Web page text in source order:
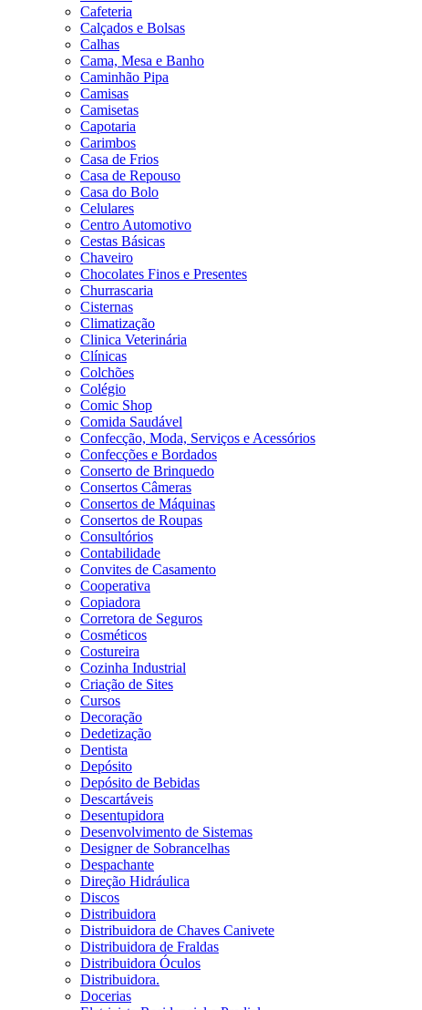
Cafeteria
Calçados e Bolsas
Calhas
Cama, Mesa e Banho
Caminhão Pipa
Camisas
Camisetas
Capotaria
Carimbos
Casa de Frios
Casa de Repouso
Casa do Bolo
Celulares
Centro Automotivo
Cestas Básicas
Chaveiro
Chocolates Finos e Presentes
Churrascaria
Cisternas
Climatização
Clinica Veterinária
Clínicas
Colchões
Colégio
Comic Shop
Comida Saudável
Confecção, Moda, Serviços e Acessórios
Confecções e Bordados
Conserto de Brinquedo
Consertos Câmeras
Consertos de Máquinas
Consertos de Roupas
Consultórios
Contabilidade
Convites de Casamento
Cooperativa
Copiadora
Corretora de Seguros
Cosméticos
Costureira
Cozinha Industrial
Criação de Sites
Cursos
Decoração
Dedetização
Dentista
Depósito
Depósito de Bebidas
Descartáveis
Desentupidora
Desenvolvimento de Sistemas
Designer de Sobrancelhas
Despachante
Direção Hidráulica
Discos
Distribuidora
Distribuidora de Chaves Canivete
Distribuidora de Fraldas
Distribuidora Óculos
Distribuidora.
Docerias